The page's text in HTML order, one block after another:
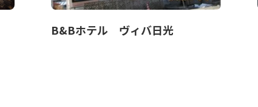
B&Bホテル ヴィバ日光